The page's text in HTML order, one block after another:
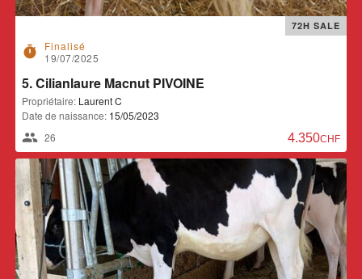
timer
Finalisé
19/07/2025
72H SALE
5. Cilianlaure Macnut PIVOINE
Propriétaire: Laurent C
Date de naissance: 15/05/2023
26
4.350,00